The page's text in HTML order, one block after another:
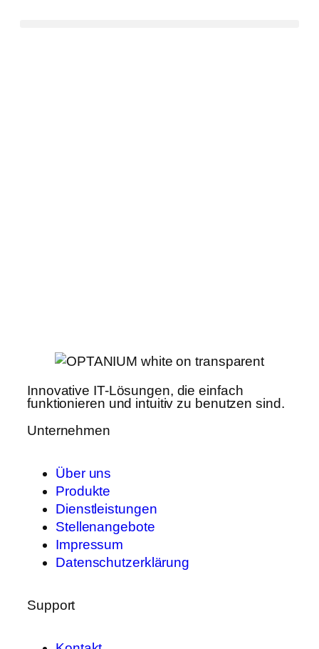
Innovative IT-Lösungen, die einfach
funktionieren und intuitiv zu benutzen sind.
Unternehmen
Über uns
Produkte
Dienstleistungen
Stellenangebote
Impressum
Datenschutzerklärung
Support